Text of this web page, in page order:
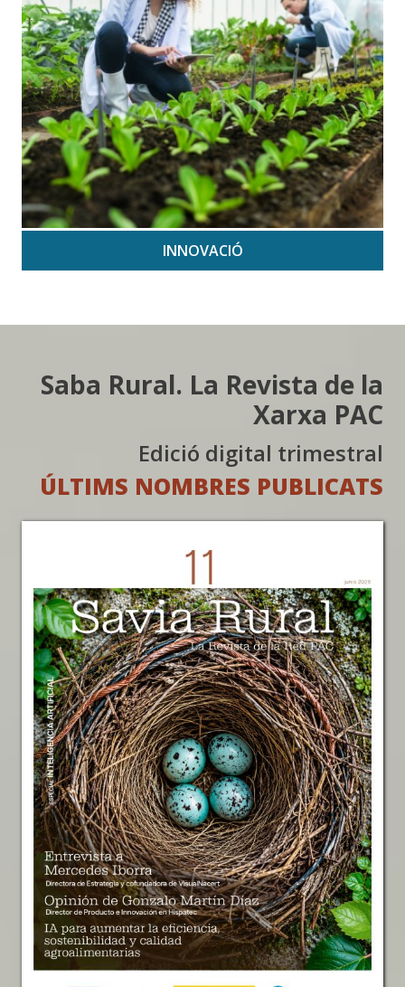
INNOVACIÓ
Saba Rural. La Revista de la
Xarxa PAC
Edició digital trimestral
ÚLTIMS NOMBRES PUBLICATS